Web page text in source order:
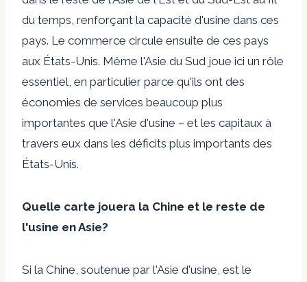
du temps, renforçant la capacité d'usine dans ces
pays. Le commerce circule ensuite de ces pays
aux États-Unis. Même l'Asie du Sud joue ici un rôle
essentiel, en particulier parce qu'ils ont des
économies de services beaucoup plus
importantes que l'Asie d'usine – et les capitaux à
travers eux dans les déficits plus importants des
États-Unis.
Quelle carte jouera la Chine et le reste de
l'usine en Asie?
Si la Chine, soutenue par l'Asie d'usine, est le